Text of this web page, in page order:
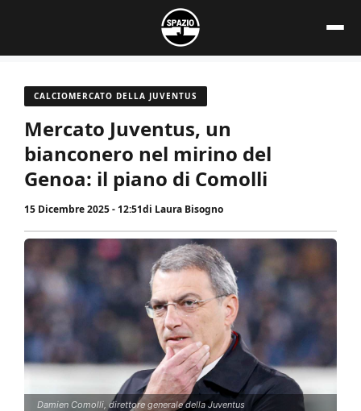
contenuto
CALCIOMERCATO DELLA JUVENTUS
Mercato Juventus, un
bianconero nel mirino del
Genoa: il piano di Comolli
15 Dicembre 2025 - 12:51di Laura Bisogno
Damien Comolli, direttore generale della Juventus